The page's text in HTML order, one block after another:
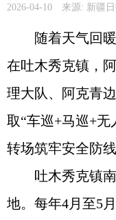
2026-04-10 来源: 新疆
随着天气回
在吐木秀克镇，
理大队、阿克青
取“车巡+马巡+无
转场筑牢安全防线
吐木秀克镇
地。每年4月至5